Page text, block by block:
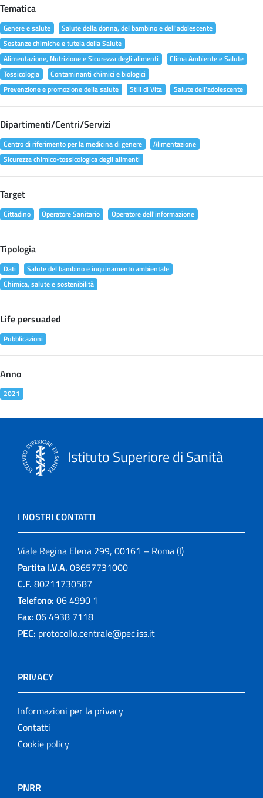
Tematica
Genere e salute
Salute della donna, del bambino e dell'adolescente
Sostanze chimiche e tutela della Salute
Alimentazione, Nutrizione e Sicurezza degli alimenti
Clima Ambiente e Salute
Tossicologia
Contaminanti chimici e biologici
Prevenzione e promozione della salute
Stili di Vita Salute dell'adolescente
Dipartimenti/Centri/Servizi
Centro di riferimento per la medicina di genere
Alimentazione
Sicurezza chimico-tossicologica degli alimenti
Target
Cittadino Operatore Sanitario Operatore dell'informazione
Tipologia
Dati
Salute del bambino e inquinamento ambientale
Chimica, salute e sostenibilità
Life persuaded
Pubblicazioni
Anno
2021
Istituto Superiore di Sanità
I NOSTRI CONTATTI
Viale Regina Elena 299, 00161 – Roma (I)
Partita I.V.A. 03657731000
C.F. 80211730587
Telefono: 06 4990 1
Fax: 06 4938 7118
PEC: protocollo.centrale@pec.iss.it
PRIVACY
Informazioni per la privacy
Contatti
Cookie policy
PNRR